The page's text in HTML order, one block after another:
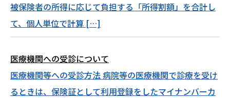
被保険者の所得に応じて負担する「所得割額」を合計し
て、個人単位で計算 […]
医療機関への受診について
医療機関等への受診方法 病院等の医療機関で診療を受け
るときは、保険証として利用登録をしたマイナンバーカ